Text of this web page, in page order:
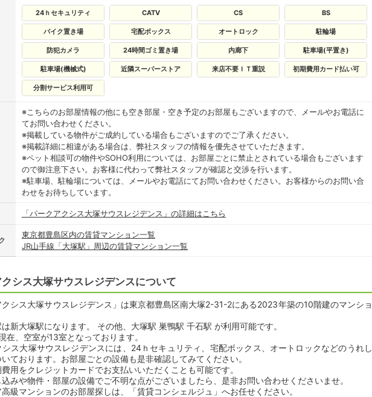
24ｈセキュリティ CATV CS BS
バイク置き場 宅配ボックス オートロック 駐輪場
防犯カメラ 24時間ゴミ置き場 内廊下 駐車場(平置き)
駐車場(機械式) 近隣スーパーストア 来店不要ＩＴ重説 初期費用カード払い可
分割サービス利用可
※こちらのお部屋情報の他にも空き部屋・空き予定のお部屋もございますので、メールやお電話に
てお問い合わせください。
※掲載している物件がご成約している場合もございますのでご了承ください。
※掲載詳細に相違がある場合は、弊社スタッフの情報を優先させていただきます。
※ペット相談可の物件やSOHO利用については、お部屋ごとに禁止とされている場合もございます
ので御注意下さい。お客様に代わって弊社スタッフが確認と交渉を行います。
※駐車場、駐輪場については、メールやお電話にてお問い合わせください。お客様からのお問い合
わせをお待ちしています。
「パークアクシス大塚サウスレジデンス」の詳細はこちら
東京都豊島区内の賃貸マンション一覧
JR山手線「大塚駅」周辺の賃貸マンション一覧
シス大塚サウスレジデンスについて
クシス大塚サウスレジデンス」は東京都豊島区南大塚2-31-2にある2023年築の10階建のマンショ
新大塚駅になります。 その他、大塚駅 巣鴨駅 千石駅 が利用可能です。
在、空室が13室となっております。
ス大塚サウスレジデンスには、24ｈセキュリティ、宅配ボックス、オートロックなどのうれし
ております。お部屋ごとの設備も是非確認してみてください。
費用をクレジットカードでお支払いいただくことも可能です。
みや物件・部屋の設備でご不明な点がございましたら、是非お問い合わせくださいませ。
級マンションのお部屋探しは、「賃貸コンシェルジュ」へお任せください。